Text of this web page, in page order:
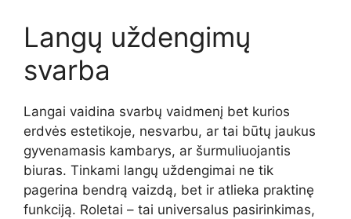
Langų uždengimų
svarba
Langai vaidina svarbų vaidmenį bet kurios
erdvės estetikoje, nesvarbu, ar tai būtų jaukus
gyvenamasis kambarys, ar šurmuliuojantis
biuras. Tinkami langų uždengimai ne tik
pagerina bendrą vaizdą, bet ir atlieka praktinę
funkciją. Roletai – tai universalus pasirinkimas,